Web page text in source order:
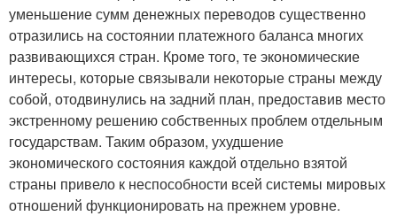
уменьшение сумм денежных переводов существенно
отразились на состоянии платежного баланса многих
развивающихся стран. Кроме того, те экономические
интересы, которые связывали некоторые страны между
собой, отодвинулись на задний план, предоставив место
экстренному решению собственных проблем отдельным
государствам. Таким образом, ухудшение
экономического состояния каждой отдельно взятой
страны привело к неспособности всей системы мировых
отношений функционировать на прежнем уровне.